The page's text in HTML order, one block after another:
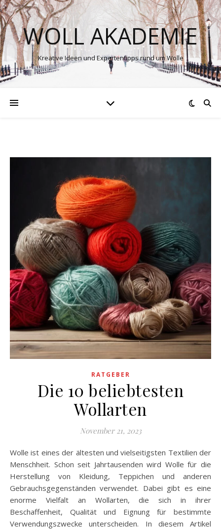
WOLL AKADEMIE
Kreative Ideen und Expertentipps rund um Wolle
RATGEBER
Die 10 beliebtesten
Wollarten
November 21, 2023
Wolle ist eines der ältesten und vielseitigsten Textilien der
Menschheit. Schon seit Jahrtausenden wird Wolle für die
Herstellung von Kleidung, Teppichen und anderen
Gebrauchsgegenständen verwendet. Dabei gibt es eine
enorme Vielfalt an Wollarten, die sich in ihrer
Beschaffenheit, Qualität und Eignung für bestimmte
Verwendungszwecke unterscheiden. In diesem Artikel